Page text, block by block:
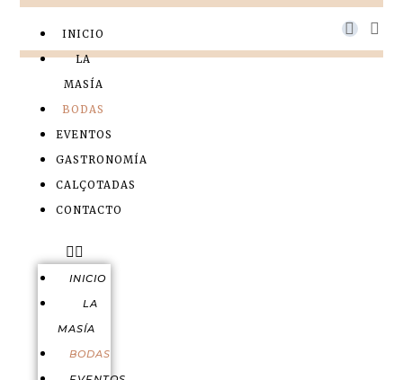
INICIO
LA
MASÍA
BODAS
EVENTOS
GASTRONOMÍA
CALÇOTADAS
CONTACTO
INICIO
LA
MASÍA
BODAS